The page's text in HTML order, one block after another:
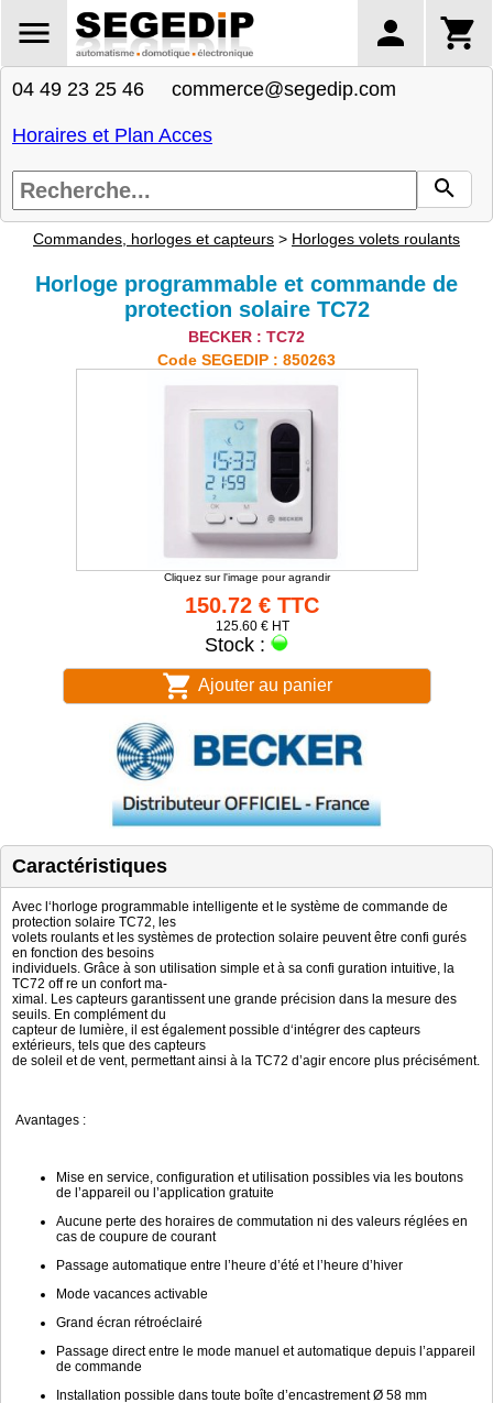
04 49 23 25 46 commerce@segedip.com
Horaires et Plan Acces
Commandes, horloges et capteurs > Horloges volets roulants
Horloge programmable et commande de
protection solaire TC72
BECKER : TC72
Code SEGEDIP : 850263
Cliquez sur l'image pour agrandir
150.72 € TTC
125.60 € HT
Stock :
Ajouter au panier
Caractéristiques
Avec l‘horloge programmable intelligente et le système de commande de
protection solaire TC72, les
volets roulants et les systèmes de protection solaire peuvent être confi gurés
en fonction des besoins
individuels. Grâce à son utilisation simple et à sa confi guration intuitive, la
TC72 off re un confort ma-
ximal. Les capteurs garantissent une grande précision dans la mesure des
seuils. En complément du
capteur de lumière, il est également possible d‘intégrer des capteurs
extérieurs, tels que des capteurs
de soleil et de vent, permettant ainsi à la TC72 d’agir encore plus précisément.
Avantages :
Mise en service, configuration et utilisation possibles via les boutons
de l’appareil ou l’application gratuite
Aucune perte des horaires de commutation ni des valeurs réglées en
cas de coupure de courant
Passage automatique entre l’heure d’été et l’heure d’hiver
Mode vacances activable
Grand écran rétroéclairé
Passage direct entre le mode manuel et automatique depuis l’appareil
de commande
Installation possible dans toute boîte d’encastrement Ø 58 mm